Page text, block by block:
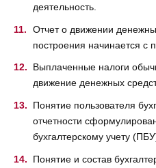
деятельность.
Отчет о движении
построения начинается с
Выплаченные налоги
движение денежных
Понятие пользователя
отчетности
бухгалтерскому учету
Понятие и состав